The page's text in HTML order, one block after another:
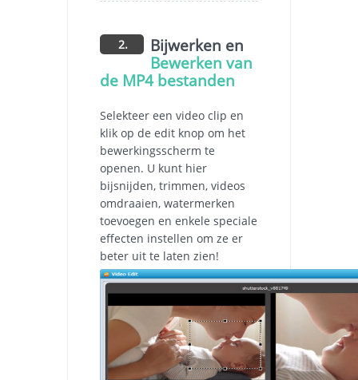
2.
Bijwerken en
Bewerken van
de MP4 bestanden
Selekteer een video clip en
klik op de edit knop om het
bewerkingsscherm te
openen. U kunt hier
bijsnijden, trimmen, videos
omdraaien, watermerken
toevoegen en enkele speciale
effecten instellen om ze er
beter uit te laten zien!